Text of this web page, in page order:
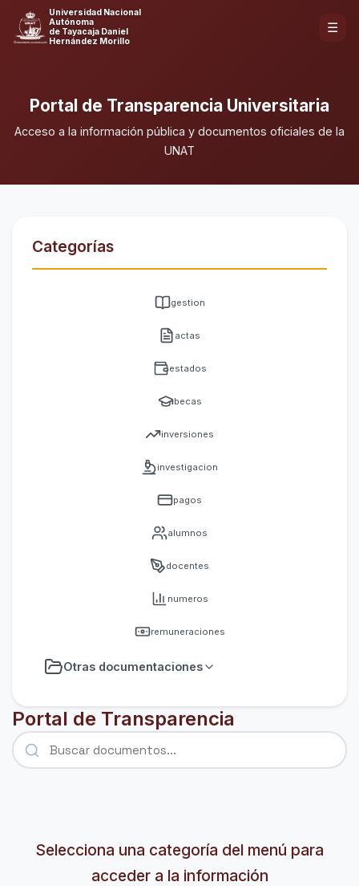
Universidad Nacional
Autónoma
de Tayacaja Daniel
Hernández Morillo
☰
Portal de Transparencia Universitaria
Acceso a la información pública y documentos oficiales de la
UNAT
Categorías
Otras documentaciones
Portal de Transparencia
Selecciona una categoría del menú para
acceder a la información